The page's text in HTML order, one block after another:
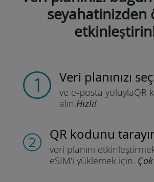
seyahatinizden
Veri planınızı
ve e-posta yoluylaQR
alın.Hızlı!
QR kodunu
veri planını
eSIM'i yüklemek için.